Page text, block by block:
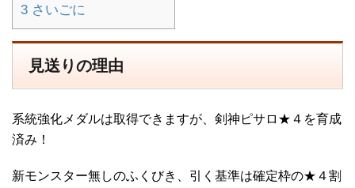
3 さいごに
見送りの理由
系統強化メダルは取得できますが、剣神ピサロ★４を育成
済み！
新モンスター無しのふくびき、引く基準は確定枠の★４割